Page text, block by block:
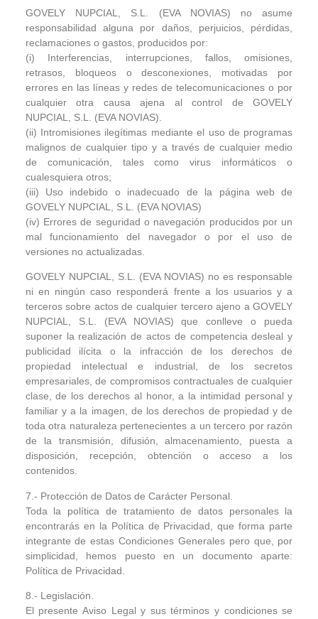
GOVELY NUPCIAL, S.L. (EVA NOVIAS) no asume
responsabilidad alguna por daños, perjuicios, pérdidas,
reclamaciones o gastos, producidos por:
(i) Interferencias, interrupciones, fallos, omisiones,
retrasos, bloqueos o desconexiones, motivadas por
errores en las líneas y redes de telecomunicaciones o por
cualquier otra causa ajena al control de GOVELY
NUPCIAL, S.L. (EVA NOVIAS).
(ii) Intromisiones ilegítimas mediante el uso de programas
malignos de cualquier tipo y a través de cualquier medio
de comunicación, tales como virus informáticos o
cualesquiera otros;
(iii) Uso indebido o inadecuado de la página web de
GOVELY NUPCIAL, S.L. (EVA NOVIAS)
(iv) Errores de seguridad o navegación producidos por un
mal funcionamiento del navegador o por el uso de
versiones no actualizadas.
GOVELY NUPCIAL, S.L. (EVA NOVIAS) no es responsable
ni en ningún caso responderá frente a los usuarios y a
terceros sobre actos de cualquier tercero ajeno a GOVELY
NUPCIAL, S.L. (EVA NOVIAS) que conlleve o pueda
suponer la realización de actos de competencia desleal y
publicidad ilícita o la infracción de los derechos de
propiedad intelectual e industrial, de los secretos
empresariales, de compromisos contractuales de cualquier
clase, de los derechos al honor, a la intimidad personal y
familiar y a la imagen, de los derechos de propiedad y de
toda otra naturaleza pertenecientes a un tercero por razón
de la transmisión, difusión, almacenamiento, puesta a
disposición, recepción, obtención o acceso a los
contenidos.
7.- Protección de Datos de Carácter Personal.
Toda la política de tratamiento de datos personales la
encontrarás en la Política de Privacidad, que forma parte
integrante de estas Condiciones Generales pero que, por
simplicidad, hemos puesto en un documento aparte:
Política de Privacidad.
8.- Legislación.
El presente Aviso Legal y sus términos y condiciones se